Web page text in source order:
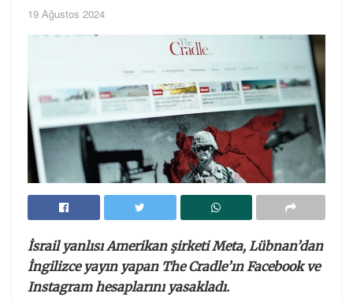
19 Ağustos 2024
İsrail yanlısı Amerikan şirketi Meta, Lübnan’dan
İngilizce yayın yapan The Cradle’ın Facebook ve
Instagram hesaplarını yasakladı.